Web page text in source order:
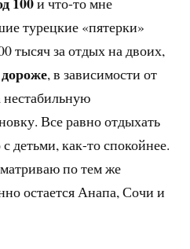
турецкие «пятерки»
тысяч за отдых на двоих,
, в зависимости от
нестабильную
Все равно отдыхать
детьми, как-то спокойнее.
по тем же
остается Анапа, Сочи и